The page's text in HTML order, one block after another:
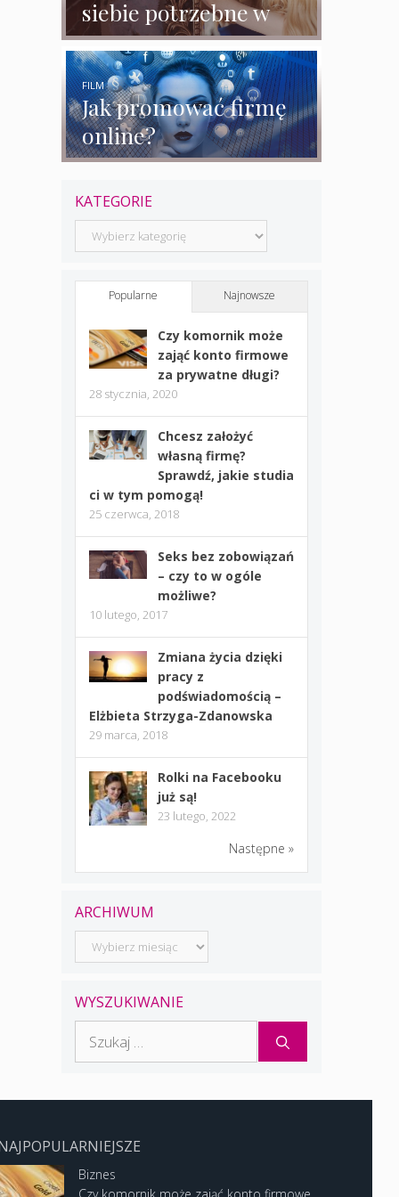
siebie potrzebne w
biznesie?
Jak promować firmę
online?
FILM
KATEGORIE
Kategorie
Popularne Najnowsze
Czy komornik może
zająć konto firmowe
za prywatne długi?
28 stycznia, 2020
Chcesz założyć
własną firmę?
Sprawdź, jakie studia
ci w tym pomogą!
25 czerwca, 2018
Seks bez zobowiązań
– czy to w ogóle
możliwe?
10 lutego, 2017
Zmiana życia dzięki
pracy z
podświadomością –
Elżbieta Strzyga-Zdanowska
29 marca, 2018
Rolki na Facebooku
już są!
23 lutego, 2022
Następne »
ARCHIWUM
Archiwum
WYSZUKIWANIE
Biznes